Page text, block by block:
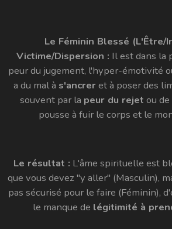
Le Féminin Blessé (L'Être/
Victime/Dispersion : Il est dans la
peur du jugement, l'hyper-émotivité
a du mal à s'ancreret à poser des
souvent par la peur du rejet ou de
pousse à fuir le corps et le
Le résultat : L'âme spirituelle est
que vous devez "y aller" (Masculin),
pas sécurisé pour le faire (Féminin),
le manque de légitimité à